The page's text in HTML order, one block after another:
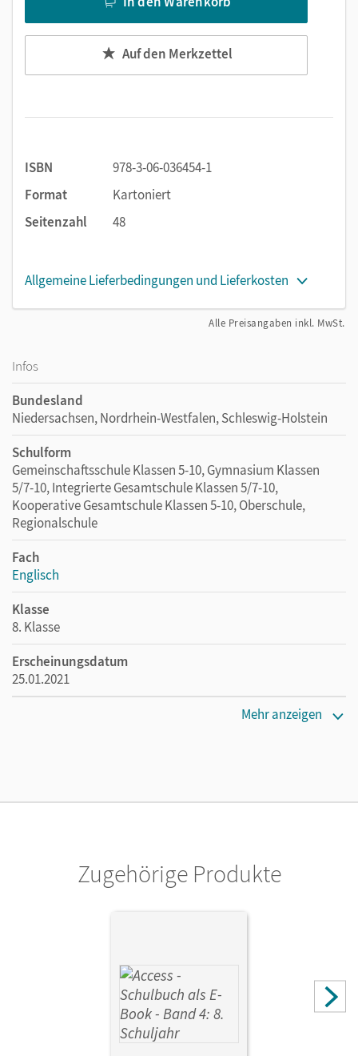
Auf den Merkzettel
ISBN
978-3-06-036454-1
Format
Kartoniert
Seitenzahl
48
Allgemeine Lieferbedingungen und Lieferkosten
Alle Preisangaben inkl. MwSt.
Infos
Bundesland
Niedersachsen, Nordrhein-Westfalen, Schleswig-Holstein
Schulform
Gemeinschaftsschule Klassen 5-10, Gymnasium Klassen
5/7-10, Integrierte Gesamtschule Klassen 5/7-10,
Kooperative Gesamtschule Klassen 5-10, Oberschule,
Regionalschule
Fach
Englisch
Klasse
8. Klasse
Erscheinungsdatum
25.01.2021
Mehr anzeigen
Zugehörige Produkte